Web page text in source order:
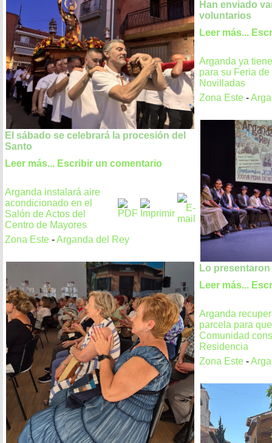
El sábado se celebrará la procesión del
Santo
Leer más... Escribir un comentario
Arganda instalará aire
acondicionado en el
Salón de Actos del
Centro de Mayores
Zona Este -Arganda del Rey
Han enviado
voluntarios
Leer más...
Arganda ya
para su Feria de
Novilladas
Zona Este -
Lo
Leer más...
Arganda
parcela para
Comunidad
Residencia
Zona Este -